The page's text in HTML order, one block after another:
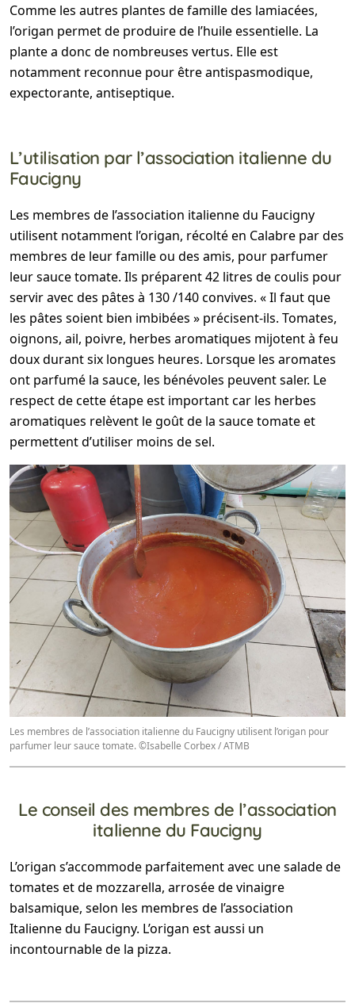
Comme les autres plantes de famille des lamiacées,
l’origan permet de produire de l’huile essentielle. La
plante a donc de nombreuses vertus. Elle est
notamment reconnue pour être antispasmodique,
expectorante, antiseptique.
L’utilisation par l’association italienne du
Faucigny
Les membres de l’association italienne du Faucigny
utilisent notamment l’origan, récolté en Calabre par des
membres de leur famille ou des amis, pour parfumer
leur sauce tomate. Ils préparent 42 litres de coulis pour
servir avec des pâtes à 130 /140 convives. « Il faut que
les pâtes soient bien imbibées » précisent-ils. Tomates,
oignons, ail, poivre, herbes aromatiques mijotent à feu
doux durant six longues heures. Lorsque les aromates
ont parfumé la sauce, les bénévoles peuvent saler. Le
respect de cette étape est important car les herbes
aromatiques relèvent le goût de la sauce tomate et
permettent d’utiliser moins de sel.
Les membres de l’association italienne du Faucigny utilisent l’origan pour
parfumer leur sauce tomate. ©Isabelle Corbex / ATMB
Le conseil des membres de l’association
italienne du Faucigny
L’origan s’accommode parfaitement avec une salade de
tomates et de mozzarella, arrosée de vinaigre
balsamique, selon les membres de l’association
Italienne du Faucigny. L’origan est aussi un
incontournable de la pizza.